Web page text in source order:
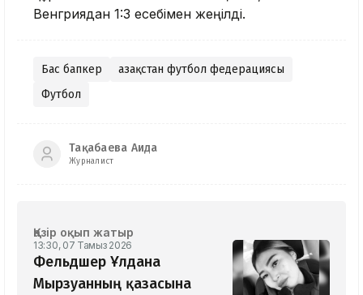
Венгриядан 1:3 есебімен жеңілді.
Бас бапкер
Қазақстан футбол федерациясы
Футбол
Тақабаева Аида
Журналист
Қазір оқып жатыр
13:30, 07 Тамыз 2026
Фельдшер Ұлдана
Мырзуанның қазасына